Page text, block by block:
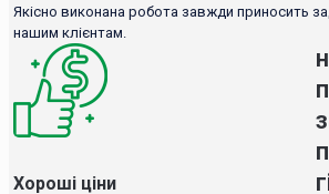
Якісно виконана робота завжди приносить
нашим клієнтам.
Хороші ціни